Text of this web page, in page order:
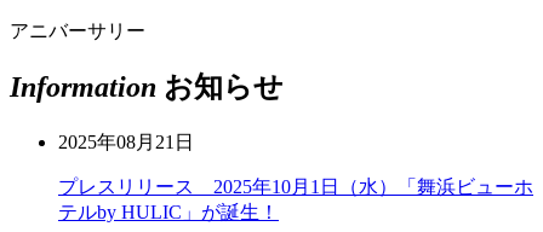
アニバーサリー
Information お知らせ
2025年08月21日
プレスリリース 2025年10月1日（水）「舞浜ビューホ
テルby HULIC」が誕生！